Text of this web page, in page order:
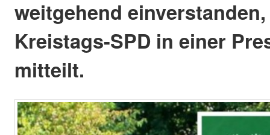
weitgehend
Kreistags-SPD in einer
mitteilt.